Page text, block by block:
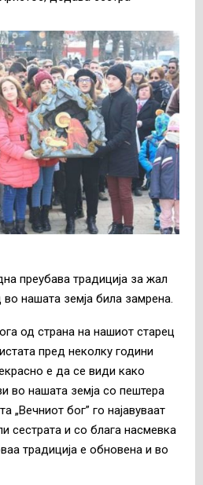
преубава традиција за жал
нашата земја била замрена.
од страна на нашиот старец
пред неколку години
е да се види како
во нашата земја со пештера
„Вечниот бог” го најавуваат
сестрата и со блага насмевка
традиција е обновена и во